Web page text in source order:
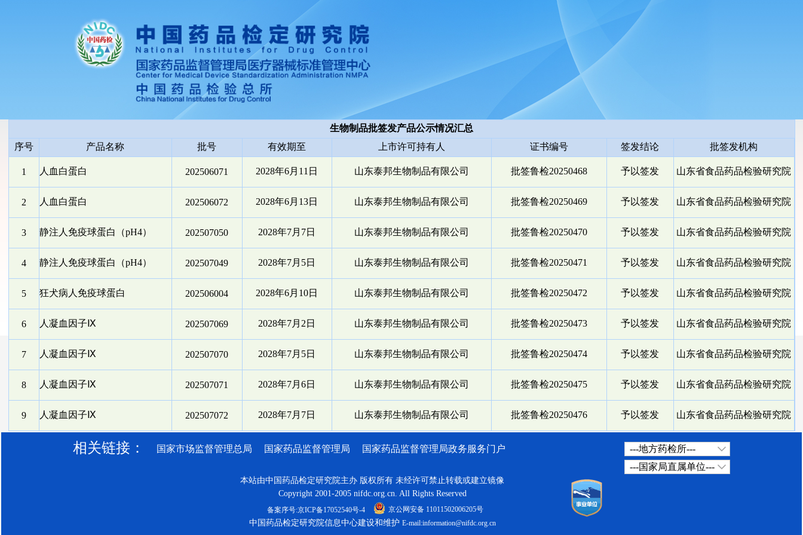
生物制品批签发产品公示情况汇总
序号
产品名称 批号 有效期至 上市许可持有人 证书编号 签发结论 批签发机构
1 人血白蛋白 202506071 2028年6月11日 山东泰邦生物制品有限公司 批签鲁检20250468 予以签发 山东省食品药品检验研究院
2 人血白蛋白 202506072 2028年6月13日 山东泰邦生物制品有限公司 批签鲁检20250469 予以签发 山东省食品药品检验研究院
3 静注人免疫球蛋白（pH4） 202507050 2028年7月7日 山东泰邦生物制品有限公司 批签鲁检20250470 予以签发 山东省食品药品检验研究院
4 静注人免疫球蛋白（pH4） 202507049 2028年7月5日 山东泰邦生物制品有限公司 批签鲁检20250471 予以签发 山东省食品药品检验研究院
5 狂犬病人免疫球蛋白 202506004 2028年6月10日 山东泰邦生物制品有限公司 批签鲁检20250472 予以签发 山东省食品药品检验研究院
6 人凝血因子Ⅸ 202507069 2028年7月2日 山东泰邦生物制品有限公司 批签鲁检20250473 予以签发 山东省食品药品检验研究院
7 人凝血因子Ⅸ 202507070 2028年7月5日 山东泰邦生物制品有限公司 批签鲁检20250474 予以签发 山东省食品药品检验研究院
8 人凝血因子Ⅸ 202507071 2028年7月6日 山东泰邦生物制品有限公司 批签鲁检20250475 予以签发 山东省食品药品检验研究院
9 人凝血因子Ⅸ 202507072 2028年7月7日 山东泰邦生物制品有限公司 批签鲁检20250476 予以签发 山东省食品药品检验研究院
相关链接： 国家市场监督管理总局 国家药品监督管理局 国家药品监督管理局政务服务门户
---地方药检所---
---国家局直属单位---
本站由中国药品检定研究院主办 版权所有 未经许可禁止转载或建立镜像
Copyright 2001-2005 nifdc.org.cn. All Rights Reserved
备案序号:京ICP备17052540号-4 京公网安备 11011502006205号
中国药品检定研究院信息中心建设和维护 E-mail:information@nifdc.org.cn